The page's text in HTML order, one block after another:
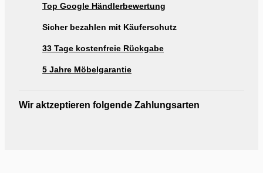
Ausstellung Möbel Rogg Reutlingen
Top Google Händlerbewertung
Sicher bezahlen mit Käuferschutz
33 Tage kostenfreie Rückgabe
5 Jahre Möbelgarantie
Wir aktzeptieren folgende Zahlungsarten